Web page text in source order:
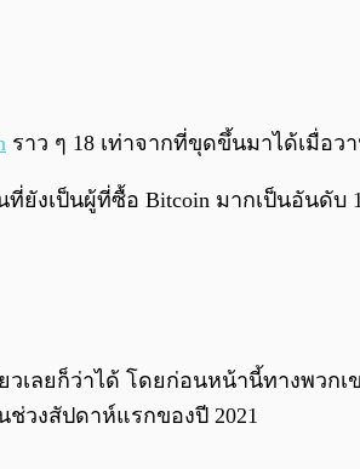
ราว ๆ 18 เท่าจากที่ขุดขึ้นมาได้เมื่อว
ยังเป็นผู้ที่ซื้อ Bitcoin มากเป็นอันดั
เลยก็ว่าได้ โดยก่อนหน้านี้ทางพวก
วงสัปดาห์แรกของปี 2021